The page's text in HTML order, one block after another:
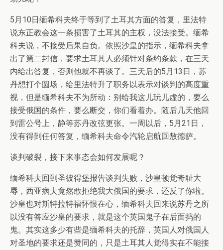
5月10日缅希科夫终于等到了土耳其方面的答复，里法特
说东正教会这一条损害了土耳其的主权，没法接受。缅希
科夫说，不接受后果自负。依照沙皇的指示，缅希科夫拿
出了第二封信，要求土耳其人必须针对条约条款，在三天
内给出答复，否则他就不再谈了。三天后的5月13日，苏
丹想打个圆场，给里法特升了职务以表示对谈判的高度重
视，但是缅希科夫不为所动：别给我这儿玩儿虚的，要么
接受俄国的条件，要么断交，你们看着办。随后几天他回
到雷公号上，静等苏丹改弦更张。一周以后，5月21日，
没有得到任何答复，缅希科夫命令汽轮启航回敖德萨。
谈判破裂，接下来事态会如何发展呢？
缅希科夫回到圣彼得堡报告谈判失败，沙皇顿觉奇耻大
辱，西亚病夫竟然敢拒绝我大俄国的要求，还反了你啦。
沙皇也对斯特拉特福怀恨在心，缅希科夫回来说苏丹之所
以没有答应沙皇的要求，就是这个英国鬼子在后面捣的
鬼。其实这多少有些是缅希科夫的托辞，英国人对俄国人
对圣地的要求还是赞同的，只是土耳其人觉得实在不能接